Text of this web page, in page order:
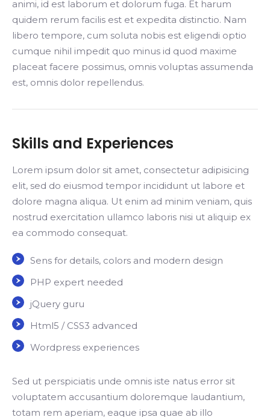
animi, id est laborum et dolorum fuga. Et harum
quidem rerum facilis est et expedita distinctio. Nam
libero tempore, cum soluta nobis est eligendi optio
cumque nihil impedit quo minus id quod maxime
placeat facere possimus, omnis voluptas assumenda
est, omnis dolor repellendus.
Skills and Experiences
Lorem ipsum dolor sit amet, consectetur adipisicing
elit, sed do eiusmod tempor incididunt ut labore et
dolore magna aliqua. Ut enim ad minim veniam, quis
nostrud exercitation ullamco laboris nisi ut aliquip ex
ea commodo consequat.
Sens for details, colors and modern design
PHP expert needed
jQuery guru
Html5 / CSS3 advanced
Wordpress experiences
Sed ut perspiciatis unde omnis iste natus error sit
voluptatem accusantium doloremque laudantium,
totam rem aperiam, eaque ipsa quae ab illo